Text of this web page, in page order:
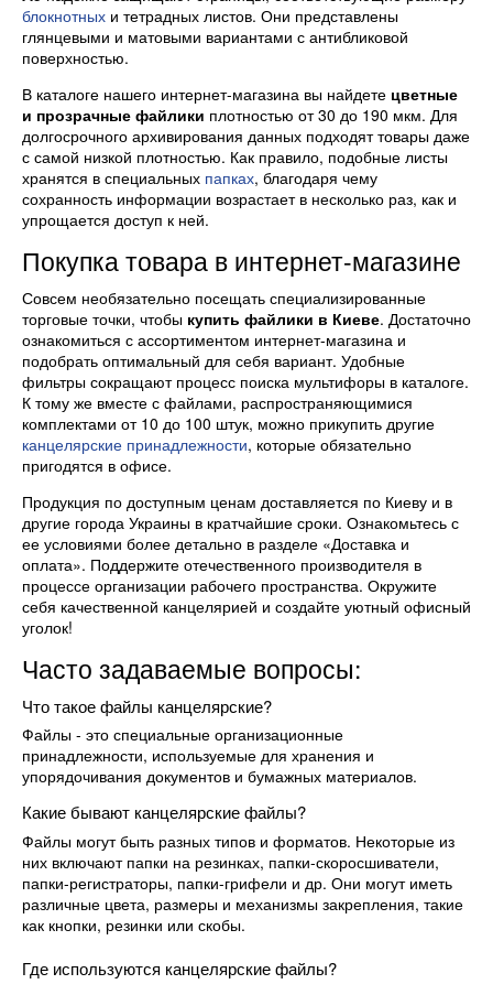
блокнотных и тетрадных листов. Они представлены
глянцевыми и матовыми вариантами с антибликовой
поверхностью.
В каталоге нашего интернет-магазина вы найдете цветные
и прозрачные файлики плотностью от 30 до 190 мкм. Для
долгосрочного архивирования данных подходят товары даже
с самой низкой плотностью. Как правило, подобные листы
хранятся в специальных папках, благодаря чему
сохранность информации возрастает в несколько раз, как и
упрощается доступ к ней.
Покупка товара в интернет-магазине
Совсем необязательно посещать специализированные
торговые точки, чтобы купить файлики в Киеве. Достаточно
ознакомиться с ассортиментом интернет-магазина и
подобрать оптимальный для себя вариант. Удобные
фильтры сокращают процесс поиска мультифоры в каталоге.
К тому же вместе с файлами, распространяющимися
комплектами от 10 до 100 штук, можно прикупить другие
канцелярские принадлежности, которые обязательно
пригодятся в офисе.
Продукция по доступным ценам доставляется по Киеву и в
другие города Украины в кратчайшие сроки. Ознакомьтесь с
ее условиями более детально в разделе «Доставка и
оплата». Поддержите отечественного производителя в
процессе организации рабочего пространства. Окружите
себя качественной канцелярией и создайте уютный офисный
уголок!
Часто задаваемые вопросы:
Что такое файлы канцелярские?
Файлы - это специальные организационные
принадлежности, используемые для хранения и
упорядочивания документов и бумажных материалов.
Какие бывают канцелярские файлы?
Файлы могут быть разных типов и форматов. Некоторые из
них включают папки на резинках, папки-скоросшиватели,
папки-регистраторы, папки-грифели и др. Они могут иметь
различные цвета, размеры и механизмы закрепления, такие
как кнопки, резинки или скобы.
Где используются канцелярские файлы?